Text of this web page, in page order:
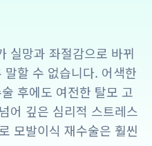
실망과 좌절감으로 바뀌
할 수 없습니다. 어색한
후에도 여전한 탈모 고
어 깊은 심리적 스트레스
모발이식 재수술은 훨씬